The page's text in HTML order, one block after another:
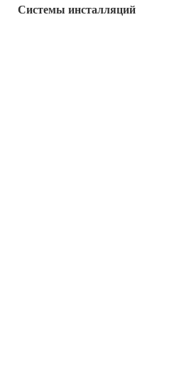
Системы инсталляций